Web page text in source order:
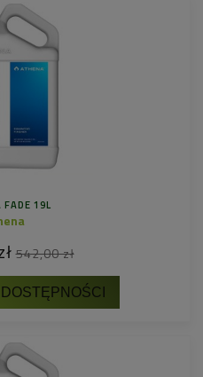
19L
542,00 zł